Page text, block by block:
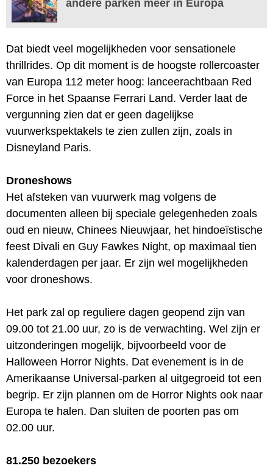
andere parken meer in Europa
Dat biedt veel mogelijkheden voor sensationele
thrillrides. Op dit moment is de hoogste rollercoaster
van Europa 112 meter hoog: lanceerachtbaan Red
Force in het Spaanse Ferrari Land. Verder laat de
vergunning zien dat er geen dagelijkse
vuurwerkspektakels te zien zullen zijn, zoals in
Disneyland Paris.
Droneshows
Het afsteken van vuurwerk mag volgens de
documenten alleen bij speciale gelegenheden zoals
oud en nieuw, Chinees Nieuwjaar, het hindoeïstische
feest Divali en Guy Fawkes Night, op maximaal tien
kalenderdagen per jaar. Er zijn wel mogelijkheden
voor droneshows.
Het park zal op reguliere dagen geopend zijn van
09.00 tot 21.00 uur, zo is de verwachting. Wel zijn er
uitzonderingen mogelijk, bijvoorbeeld voor de
Halloween Horror Nights. Dat evenement is in de
Amerikaanse Universal-parken al uitgegroeid tot een
begrip. Er zijn plannen om de Horror Nights ook naar
Europa te halen. Dan sluiten de poorten pas om
02.00 uur.
81.250 bezoekers